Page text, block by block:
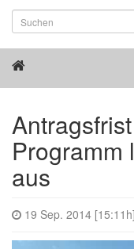
Programm
aus
19 Sep. 2014